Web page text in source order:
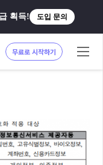
획득! 도입 문의
무료로 시작하기